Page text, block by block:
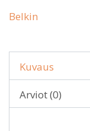
Belkin
Kuvaus
Arviot (0)